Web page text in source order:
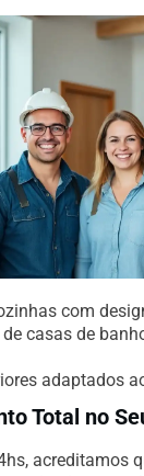
com
casas de
adaptados
Total no
acreditamos